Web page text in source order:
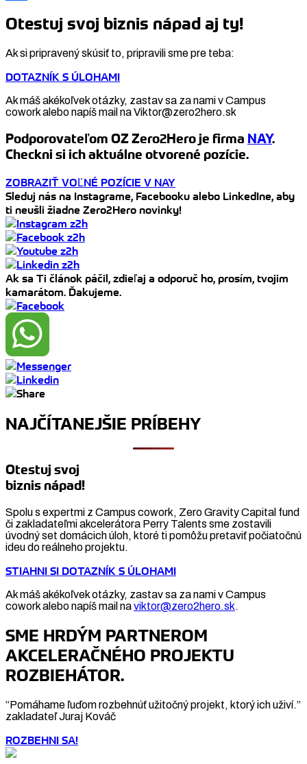
Otestuj svoj biznis nápad aj ty!
Ak si pripravený skúsiť to, pripravili sme pre teba:
DOTAZNÍK S ÚLOHAMI
Ak máš akékoľvek otázky, zastav sa za nami v Campus
cowork alebo napíš mail na Viktor@zero2hero.sk
Podporovateľom OZ Zero2Hero je firma NAY.
Checkni si ich aktuálne otvorené pozície.
ZOBRAZIŤ VOĽNÉ POZÍCIE V NAY
Sleduj nás na Instagrame, Facebooku alebo LinkedIne, aby
ti neušli žiadne Zero2Hero novinky!
Ak sa Ti článok páčil, zdieľaj a odporuč ho, prosím, tvojim
kamarátom. Ďakujeme.
NAJČÍTANEJŠIE PRÍBEHY
Otestuj svoj
biznis nápad!
Spolu s expertmi z Campus cowork, Zero Gravity Capital fund
či zakladateľmi akcelerátora Perry Talents sme zostavili
úvodný set domácich úloh, ktoré ti pomôžu pretaviť počiatočnú
ideu do reálneho projektu.
STIAHNI SI DOTAZNÍK S ÚLOHAMI
Ak máš akékoľvek otázky, zastav sa za nami v Campus
cowork alebo napíš mail naviktor@zero2hero.sk.
SME HRDÝM PARTNEROM
AKCELERAČNÉHO PROJEKTU
ROZBIEHÁTOR.
“Pomáhame ľuďom rozbehnúť užitočný projekt, ktorý ich uživí.”
zakladateľ Juraj Kováč
ROZBEHNI SA!